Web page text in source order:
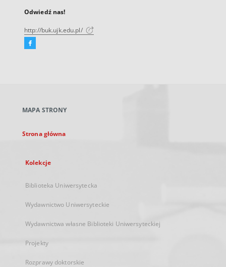
Odwiedź nas!
http://buk.ujk.edu.pl/
Facebook
karcie
MAPA STRONY
Strona główna
Kolekcje
Biblioteka Uniwersytecka
Wydawnictwo Uniwersyteckie
Wydawnictwa własne Biblioteki Uniwersyteckiej
Projekty
Rozprawy doktorskie